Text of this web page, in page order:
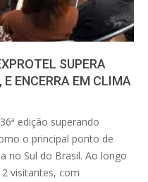
SUPERA
ENCERRA EM CLIMA
edição superando
o principal ponto de
no Sul do Brasil. Ao longo
visitantes, com